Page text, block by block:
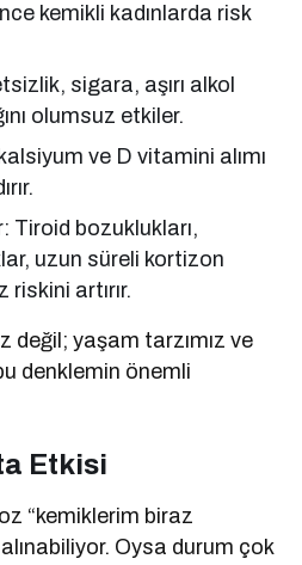
kemikli kadınlarda risk
sigara, aşırı alkol
olumsuz etkiler.
ve D vitamini alımı
Tiroid bozuklukları,
uzun süreli kortizon
riskini artırır.
değil; yaşam tarzımız ve
denklemin önemli
Etkisi
“kemiklerim biraz
Oysa durum çok